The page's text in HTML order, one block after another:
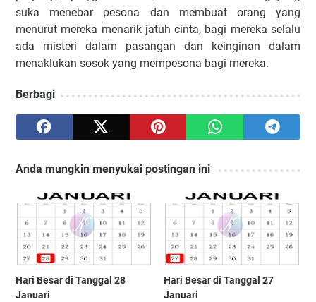
suka menebar pesona dan membuat orang yang
menurut mereka menarik jatuh cinta, bagi mereka selalu
ada misteri dalam pasangan dan keinginan dalam
menaklukan sosok yang mempesona bagi mereka.
Berbagi
Anda mungkin menyukai postingan ini
Hari Besar di Tanggal 28
Januari
Hari Besar di Tanggal 27
Januari